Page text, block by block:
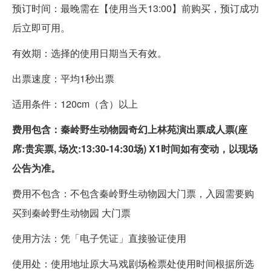
预订时间：最晚需在【使用当天13:00】前购买，预订成功
后立即可用。
有效期：选择的使用日期当天有效。
出票速度：平均1秒出票
适用条件：120cm（含）以上
费用包含：秦岭野生动物园奇幻上林苑演出票成人票(座
席:贵宾票, 场次:13:30-14:30场) X1时间如有变动，以现场
公告为准。
费用不包含：不包含秦岭野生动物园大门票，入园需要购
买到秦岭野生动物园 大门票
使用方法：凭「电子凭证」直接验证使用
使用处：使用地址原大马戏剧场检票处使用时间根据所选